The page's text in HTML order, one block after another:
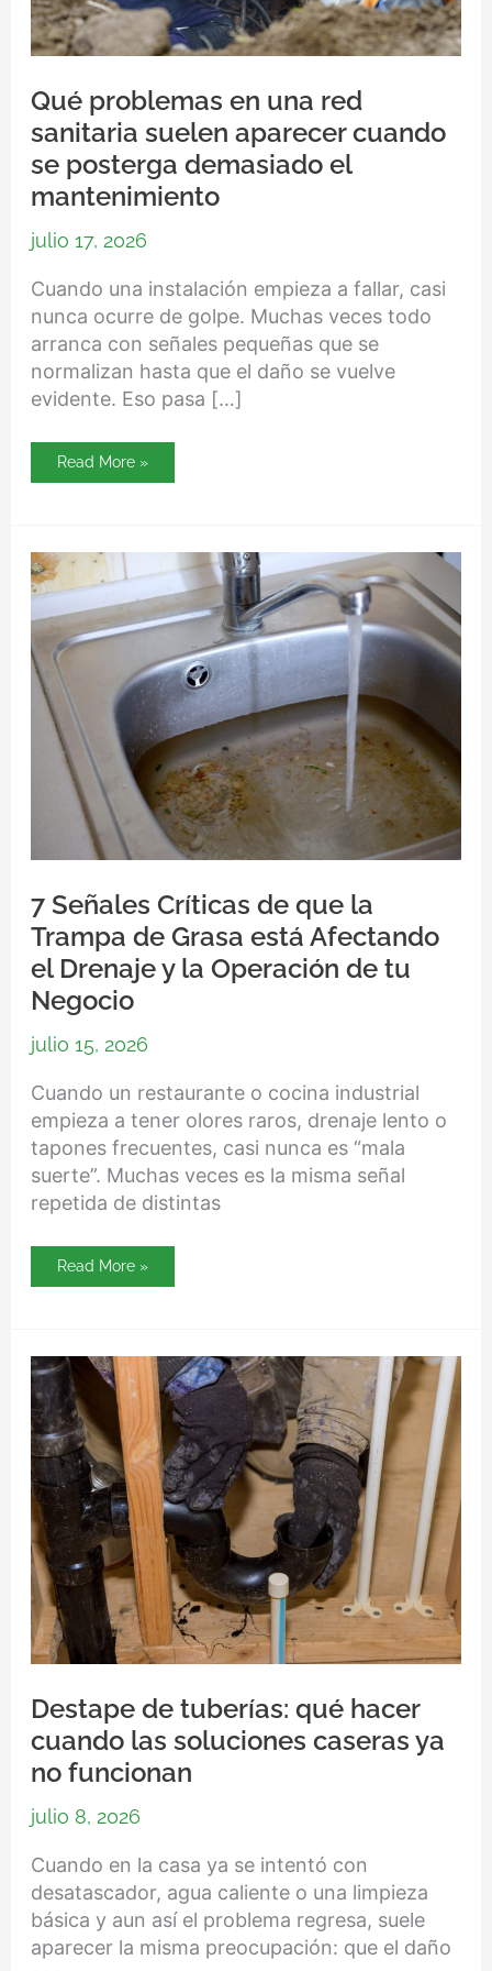
Qué problemas en una red
sanitaria suelen aparecer cuando
se posterga demasiado el
mantenimiento
julio 17, 2026
Cuando una instalación empieza a fallar, casi
nunca ocurre de golpe. Muchas veces todo
arranca con señales pequeñas que se
normalizan hasta que el daño se vuelve
evidente. Eso pasa […]
Read More »
7 Señales Críticas de que la
Trampa de Grasa está Afectando
el Drenaje y la Operación de tu
Negocio
julio 15, 2026
Cuando un restaurante o cocina industrial
empieza a tener olores raros, drenaje lento o
tapones frecuentes, casi nunca es “mala
suerte”. Muchas veces es la misma señal
repetida de distintas
7
Señales
Críticas
que
la
Trampa
de
Grasa
está
Afectando
el
Drenaje
y
la
Operación
de
Negocio
Read More »
Destape de tuberías: qué hacer
cuando las soluciones caseras ya
no funcionan
julio 8, 2026
Cuando en la casa ya se intentó con
desatascador, agua caliente o una limpieza
básica y aun así el problema regresa, suele
aparecer la misma preocupación: que el daño
Destape
de
tuberías:
qué
hacer
cuando
las
soluciones
caseras
ya
no
funcionan